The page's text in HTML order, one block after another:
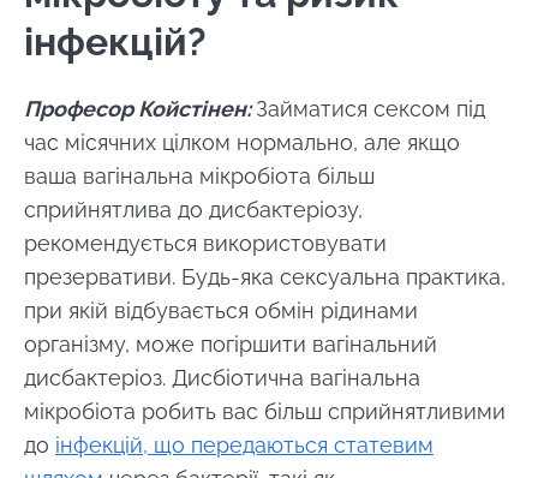
інфекцій?
ПрофесорКойстінен:Займатися сексом під
час місячних цілком нормально, але якщо
ваша вагінальна мікробіота більш
сприйнятлива до дисбактеріозу,
рекомендується використовувати
презервативи. Будь-яка сексуальна практика,
при якій відбувається обмін рідинами
організму, може погіршити вагінальний
дисбактеріоз. Дисбіотична вагінальна
мікробіота робить вас більш сприйнятливими
до інфекцій, що передаються статевим